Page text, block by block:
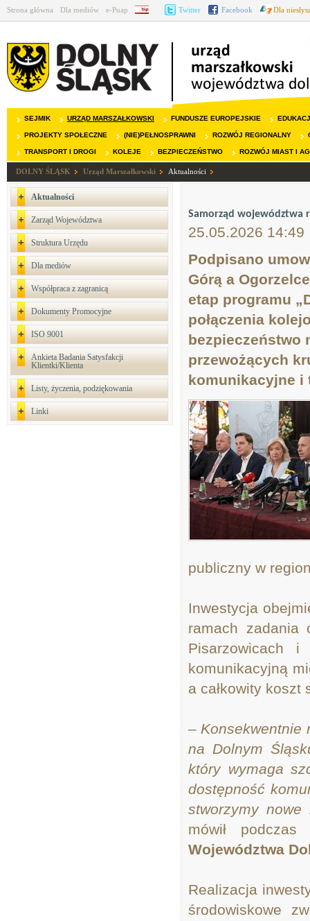
Strona główna Dla mediów e-Puap BIP Twitter Facebook Dla
SEJMIK URZĄD MARSZAŁKOWSKI FUNDUSZE EUROPEJSKIE
PROJEKTY SPOŁECZNE (NIE)PEŁNOSPRAWNI ROZWÓJ REGIONALNY
TRANSPORT I DROGI KOLEJE BEZPIECZEŃSTWO ROZWÓJ MIAST I
DOLNY ŚLĄSK Urząd Marszałkowski Aktualności
Aktualności
Zarząd Województwa
Struktura Urzędu
Dla mediów
Współpraca z zagranicą
Dokumenty Promocyjne
ISO 9001
Ankieta Badania Satysfakcji
Klientki/Klienta
Listy, życzenia, podziękowania
Linki
Samorząd województwa
25.05.2026 14:49
Podpisano
Górą a
etap programu
połączenia
bezpieczeństwo
przewożących
komunikacyjne i
publiczny w
Inwestycja
ramach zadania
Pisarzowicach
komunikacyjną
a całkowity koszt
– Konsekwentnie
na Dolnym
który wymaga
dostępność
stworzymy
mówił
Województwa
Realizacja
środowiskowe